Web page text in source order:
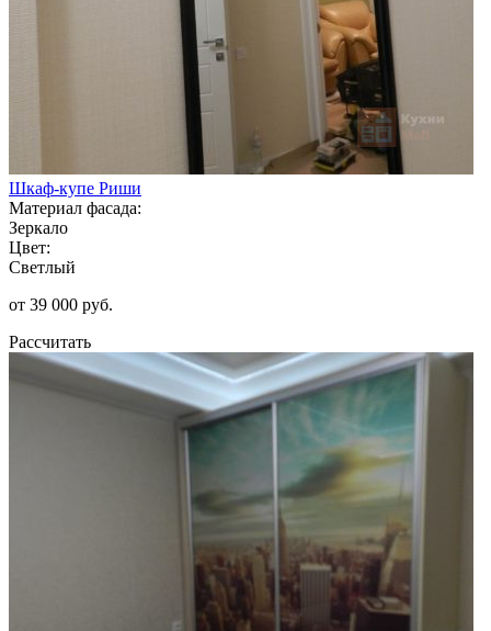
Шкаф-купе Риши
Материал фасада:
Зеркало
Цвет:
Светлый
от 39 000 руб.
Рассчитать